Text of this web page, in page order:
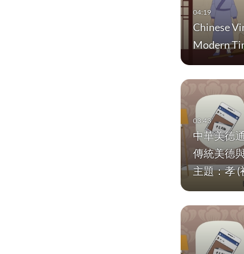
Chinese
Modern
中華美德
傳統美德
主題：孝 (